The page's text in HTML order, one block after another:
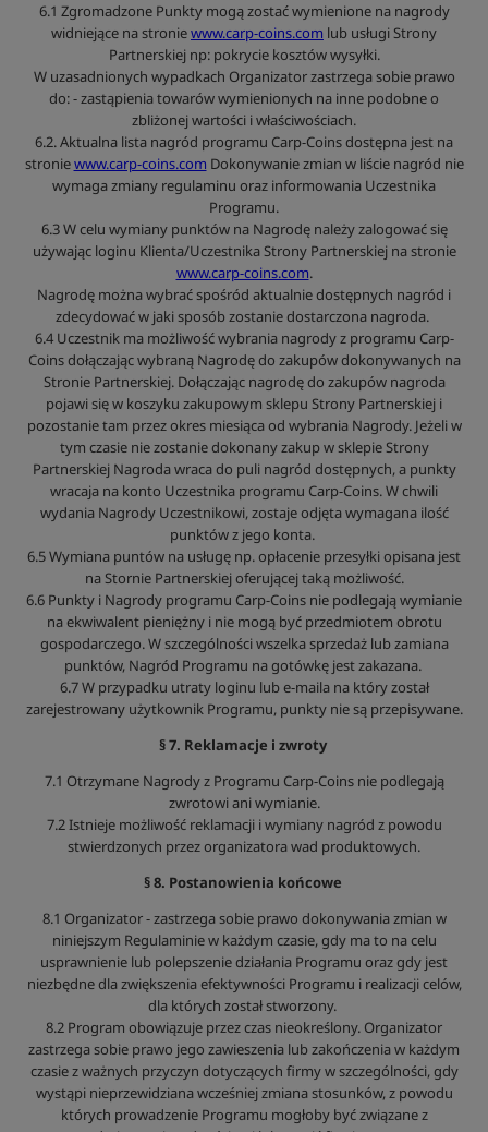
6.1 Zgromadzone Punkty mogą zostać wymienione na nagrody
widniejące na stroniewww.carp-coins.com lub usługi Strony
Partnerskiej np: pokrycie kosztów wysyłki.
W uzasadnionych wypadkach Organizator zastrzega sobie prawo
do: - zastąpienia towarów wymienionych na inne podobne o
zbliżonej wartości i właściwościach.
6.2. Aktualna lista nagród programu Carp-Coins dostępna jest na
stroniewww.carp-coins.com Dokonywanie zmian w liście nagród nie
wymaga zmiany regulaminu oraz informowania Uczestnika
Programu.
6.3 W celu wymiany punktów na Nagrodę należy zalogować się
używając loginu Klienta/Uczestnika Strony Partnerskiej na stronie
www.carp-coins.com.
Nagrodę można wybrać spośród aktualnie dostępnych nagród i
zdecydować w jaki sposób zostanie dostarczona nagroda.
6.4 Uczestnik ma możliwość wybrania nagrody z programu Carp-
Coins dołączając wybraną Nagrodę do zakupów dokonywanych na
Stronie Partnerskiej. Dołączając nagrodę do zakupów nagroda
pojawi się w koszyku zakupowym sklepu Strony Partnerskiej i
pozostanie tam przez okres miesiąca od wybrania Nagrody. Jeżeli w
tym czasie nie zostanie dokonany zakup w sklepie Strony
Partnerskiej Nagroda wraca do puli nagród dostępnych, a punkty
wracaja na konto Uczestnika programu Carp-Coins. W chwili
wydania Nagrody Uczestnikowi, zostaje odjęta wymagana ilość
punktów z jego konta.
6.5 Wymiana puntów na usługę np. opłacenie przesyłki opisana jest
na Stornie Partnerskiej oferującej taką możliwość.
6.6 Punkty i Nagrody programu Carp-Coins nie podlegają wymianie
na ekwiwalent pieniężny i nie mogą być przedmiotem obrotu
gospodarczego. W szczególności wszelka sprzedaż lub zamiana
punktów, Nagród Programu na gotówkę jest zakazana.
6.7 W przypadku utraty loginu lub e-maila na który został
zarejestrowany użytkownik Programu, punkty nie są przepisywane.
§ 7. Reklamacje i zwroty
7.1 Otrzymane Nagrody z Programu Carp-Coins nie podlegają
zwrotowi ani wymianie.
7.2 Istnieje możliwość reklamacji i wymiany nagród z powodu
stwierdzonych przez organizatora wad produktowych.
§ 8. Postanowienia końcowe
8.1 Organizator - zastrzega sobie prawo dokonywania zmian w
niniejszym Regulaminie w każdym czasie, gdy ma to na celu
usprawnienie lub polepszenie działania Programu oraz gdy jest
niezbędne dla zwiększenia efektywności Programu i realizacji celów,
dla których został stworzony.
8.2 Program obowiązuje przez czas nieokreślony. Organizator
zastrzega sobie prawo jego zawieszenia lub zakończenia w każdym
czasie z ważnych przyczyn dotyczących firmy w szczególności, gdy
wystąpi nieprzewidziana wcześniej zmiana stosunków, z powodu
których prowadzenie Programu mogłoby być związane z